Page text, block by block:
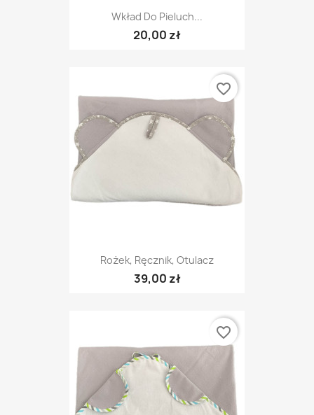
Wkład Do Pieluch...
20,00 zł
Rożek, Ręcznik, Otulacz
39,00 zł
favorite_border
favorite_border